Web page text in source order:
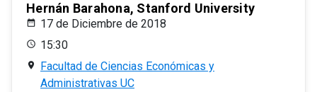
Hernán Barahona, Stanford University
17 de Diciembre de 2018
15:30
Facultad de Ciencias Económicas y
Administrativas UC